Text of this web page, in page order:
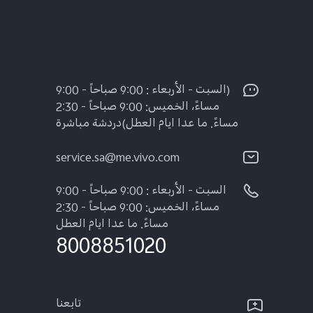
(السبت - الأربعاء : 9:00 صباحاً - 9:00
مساءً، الخميس: 9:00 صباحاً - 2:30
مساءً. ما عدا ايام العطل)دردشة مباشرة
service.sa@me.vivo.com
السبت - الأربعاء : 9:00 صباحاً - 9:00
مساءً، الخميس: 9:00 صباحاً - 2:30
مساءً. ما عدا ايام العطل
8008851020
تابعنا